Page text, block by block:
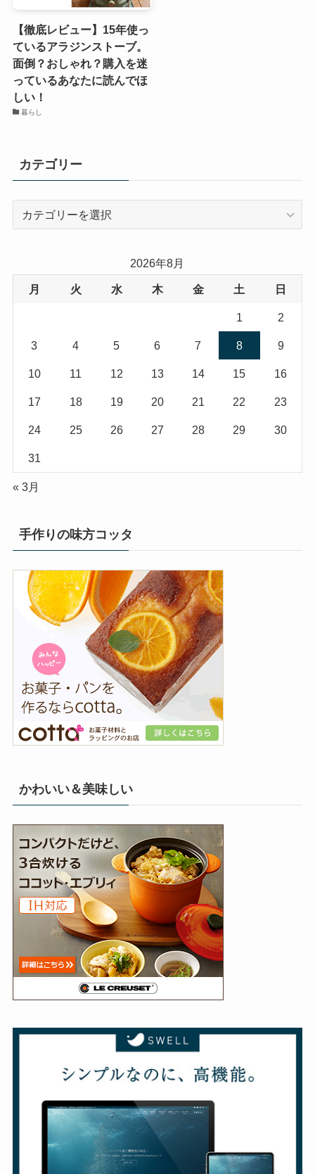
【徹底レビュー】15年使っ
ているアラジンストーブ。
面倒？おしゃれ？購入を迷
っているあなたに読んでほ
しい！
暮らし
カテゴリー
ー
2026年8月
月 火 水 木 金 土 日
1 2
3 4 5 6 7 8 9
10 11 12 13 14 15 16
17 18 19 20 21 22 23
24 25 26 27 28 29 30
31
« 3月
手作りの味方コッタ
かわいい＆美味しい